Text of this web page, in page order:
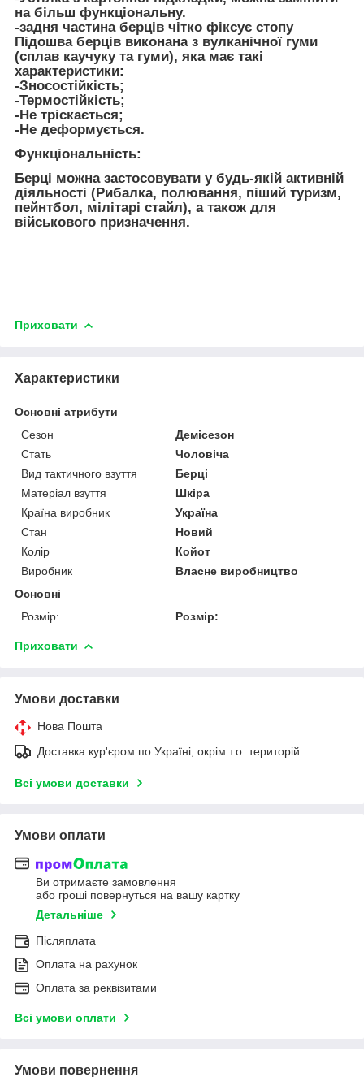
на більш функціональну.
-задня частина берців чітко фіксує стопу
Підошва берців виконана з вулканічної гуми
(сплав каучуку та гуми), яка має такі
характеристики:
-Зносостійкість;
-Термостійкість;
-Не тріскається;
-Не деформується.
Функціональність:
Берці можна застосовувати у будь-якій активній
діяльності (Рибалка, полювання, піший туризм,
пейнтбол, мілітарі стайл), а також для
військового призначення.
Приховати
Характеристики
Основні атрибути
Сезон
Демісезон
Стать
Чоловіча
Вид тактичного взуття
Берці
Матеріал взуття
Шкіра
Країна виробник
Україна
Стан
Новий
Колір
Койот
Виробник
Власне виробництво
Основні
Розмір:
Розмір:
Приховати
Умови доставки
Нова Пошта
Доставка кур'єром по Україні, окрім т.о. територій
Всі умови доставки
Умови оплати
Ви отримаєте замовлення
або гроші повернуться на вашу картку
Детальніше
Післяплата
Оплата на рахунок
Оплата за реквізитами
Всі умови оплати
Умови повернення